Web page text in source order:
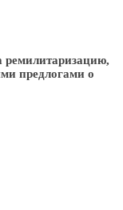
предлогами о